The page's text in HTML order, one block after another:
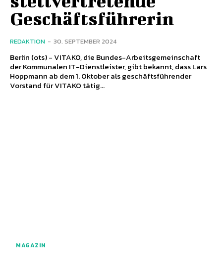
Geschäftsführerin
REDAKTION - 30. SEPTEMBER 2024
Berlin (ots) - VITAKO, die Bundes-Arbeitsgemeinschaft
der Kommunalen IT-Dienstleister, gibt bekannt, dass Lars
Hoppmann ab dem 1. Oktober als geschäftsführender
Vorstand für VITAKO tätig...
MAGAZIN